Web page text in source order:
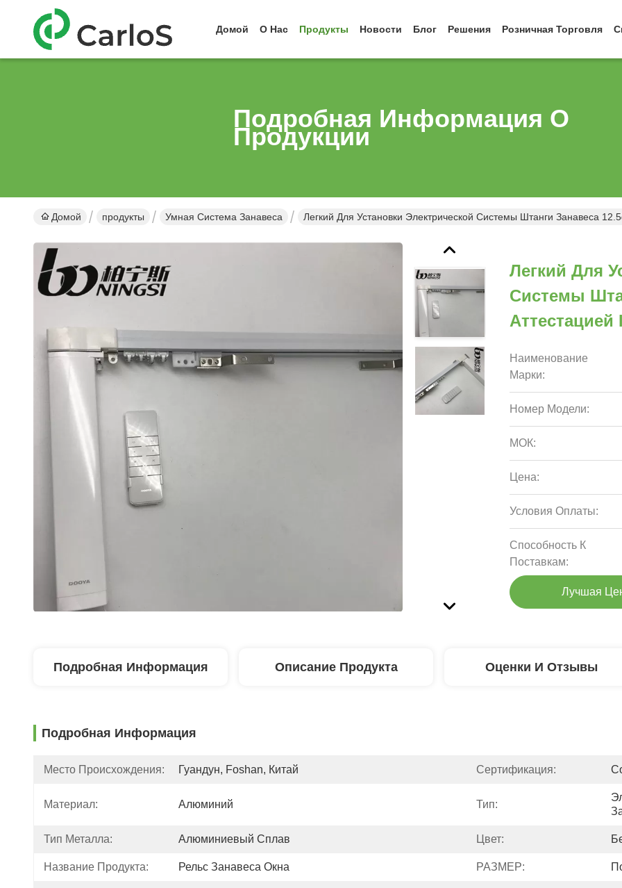
Домой О Нас Продукты Новости Блог Решения Розничная Торговля
Подробная Информация О
Продукции
Домой продукты Умная Система Занавеса Легкий Для Установки Электрической Системы Штанги Занавеса
Легкий Для
Системы
Аттестацией
Наименование
Марки:
Номер Модели:
МОК:
Цена:
Условия Оплаты:
Способность К
Поставкам:
Лучшая
Подробная Информация Описание Продукта Оценки И Отзывы
Подробная Информация
Место Происхождения: Гуандун, Foshan, Китай Сертификация:
Материал: Алюминий Тип:
Тип Металла: Алюминиевый Сплав Цвет:
Название Продукта: Рельс Занавеса Окна РАЗМЕР: